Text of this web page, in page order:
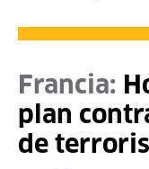
Francia:
plan
de